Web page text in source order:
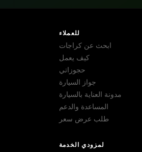
للعملاء
ابحث عن كراجات
كيف يعمل
حجوزاتي
جواز السيارة
مدونة العناية بالسيارة
المساعدة والدعم
طلب عرض سعر
لمزودي الخدمة